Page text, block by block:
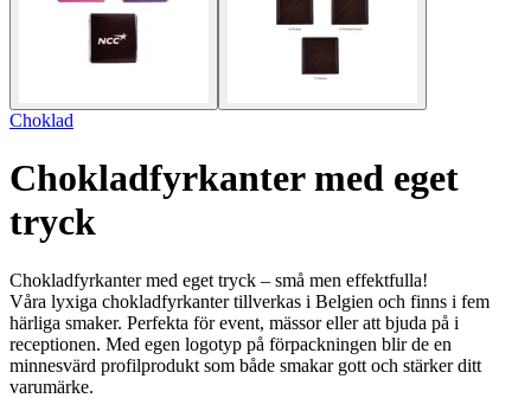
Choklad
Chokladfyrkanter med eget
tryck
Chokladfyrkanter med eget tryck – små men effektfulla!
Våra lyxiga chokladfyrkanter tillverkas i Belgien och finns i fem
härliga smaker. Perfekta för event, mässor eller att bjuda på i
receptionen. Med egen logotyp på förpackningen blir de en
minnesvärd profilprodukt som både smakar gott och stärker ditt
varumärke.